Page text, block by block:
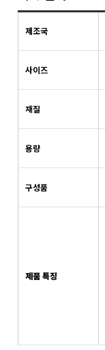
제조국
사이즈
재질
용량
구성품
제품 특징